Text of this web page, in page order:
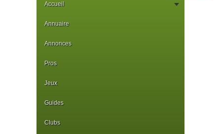
Accueil
Annuaire
Annonces
Pros
Jeux
Guides
Clubs